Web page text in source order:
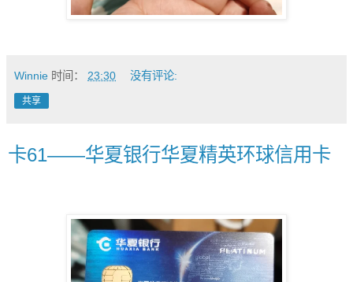
Winnie 时间： 23:30 没有评论:
共享
卡61——华夏银行华夏精英环球信用卡